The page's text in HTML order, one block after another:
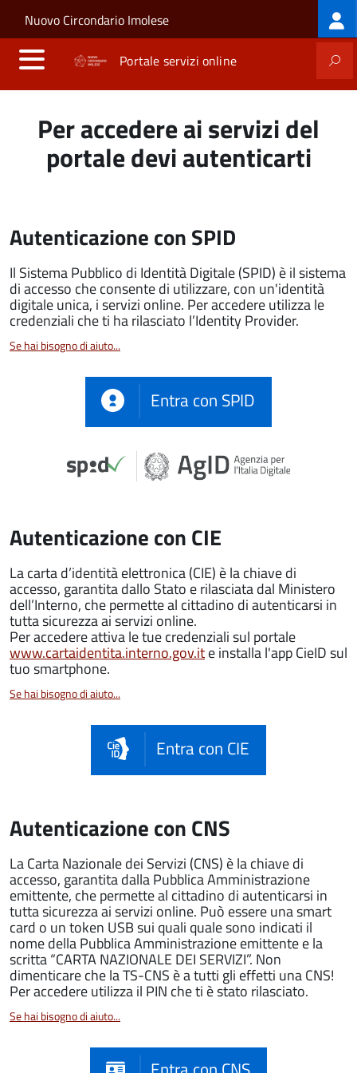
Salta al contenuto principale
Skip to site navigation
Nuovo Circondario Imolese
Portale servizi online
Per accedere ai servizi del
portale devi autenticarti
Autenticazione con SPID
Il Sistema Pubblico di Identità Digitale (SPID) è il sistema
di accesso che consente di utilizzare, con un'identità
digitale unica, i servizi online. Per accedere utilizza le
credenziali che ti ha rilasciato l’Identity Provider.
Se hai bisogno di aiuto...
Entra con SPID
Autenticazione con CIE
La carta d’identità elettronica (CIE) è la chiave di
accesso, garantita dallo Stato e rilasciata dal Ministero
dell’Interno, che permette al cittadino di autenticarsi in
tutta sicurezza ai servizi online.
Per accedere attiva le tue credenziali sul portale
www.cartaidentita.interno.gov.ite installa l'app CieID sul
tuo smartphone.
Se hai bisogno di aiuto...
Entra con CIE
Autenticazione con CNS
La Carta Nazionale dei Servizi (CNS) è la chiave di
accesso, garantita dalla Pubblica Amministrazione
emittente, che permette al cittadino di autenticarsi in
tutta sicurezza ai servizi online. Può essere una smart
card o un token USB sui quali quale sono indicati il
nome della Pubblica Amministrazione emittente e la
scritta “CARTA NAZIONALE DEI SERVIZI”. Non
dimenticare che la TS-CNS è a tutti gli effetti una CNS!
Per accedere utilizza il PIN che ti è stato rilasciato.
Se hai bisogno di aiuto...